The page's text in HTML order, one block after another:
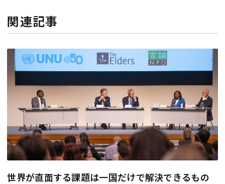
関連記事
世界が直面する課題は一国だけで解決できるもの